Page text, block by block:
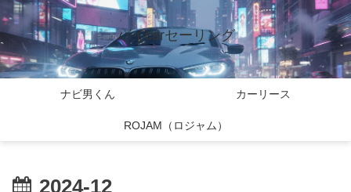
バイcarセーリング
ナビ男くん カーリース
ROJAM（ロジャム）
2024-12